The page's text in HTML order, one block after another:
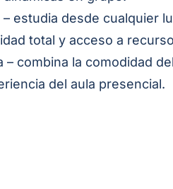
– estudia desde cualquier
total y acceso a
– combina la comodidad
del aula presencial.